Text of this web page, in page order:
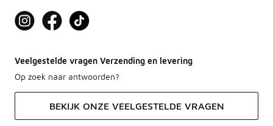
Veelgestelde vragen Verzending en levering
Op zoek naar antwoorden?
BEKIJK ONZE VEELGESTELDE VRAGEN